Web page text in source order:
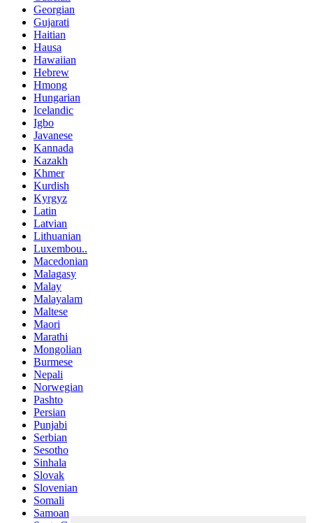
Georgian
Gujarati
Haitian
Hausa
Hawaiian
Hebrew
Hmong
Hungarian
Icelandic
Igbo
Javanese
Kannada
Kazakh
Khmer
Kurdish
Kyrgyz
Latin
Latvian
Lithuanian
Luxembou..
Macedonian
Malagasy
Malay
Malayalam
Maltese
Maori
Marathi
Mongolian
Burmese
Nepali
Norwegian
Pashto
Persian
Punjabi
Serbian
Sesotho
Sinhala
Slovak
Slovenian
Somali
Samoan